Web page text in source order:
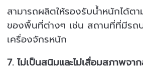
สามารถผลิตให้รองรับน้ำหนักได้ต
ของพื้นที่ต่างๆ เช่น สถานที่ที่มีรถ
เครื่องจักรหนัก
7.ไม่เป็นสนิมและไม่เสื่อมสภาพจา